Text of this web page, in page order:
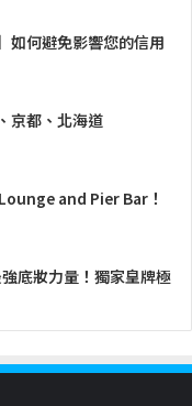
如何避免影響您的信用
京都、北海道
and Pier Bar！
底妝力量！獨家皇牌極